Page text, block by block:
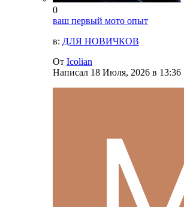
0
ваш первый мото опыт
в: ДЛЯ НОВИЧКОВ
От Icolian
Написал 18 Июля, 2026 в 13:36